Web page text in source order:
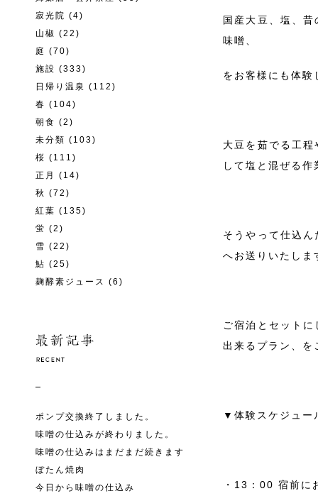
寂光院 (4)
山椒 (22)
庭 (70)
施設 (333)
日帰り温泉 (112)
春 (104)
朝食 (2)
未分類 (103)
桜 (111)
正月
(14)
秋 (72)
紅葉 (135)
蛍 (2)
雪 (22)
鮎 (25)
麹酵素ジュース (6)
ポンプ交換終了しました。
味噌の仕込みが終わりました。
味噌の仕込みはまだまだ続きます
ぼたん焼肉
今日から味噌の仕込み
国産大豆、塩、
味噌、
をお客様にも体
大豆を茹でる工
して塩と混ぜる
そうやって仕込
へお送りいたしま
ご宿泊とセット
出来るプラン、を
▼体験スケジュ
・13：00 宿前に